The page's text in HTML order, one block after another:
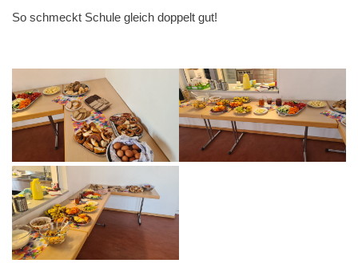
So schmeckt Schule gleich doppelt gut!